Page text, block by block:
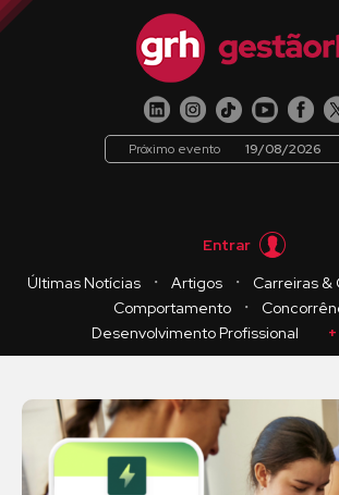
Próximo evento 19/08/2026
Entrar
Últimas Notícias
・ Artigos ・ Carreiras
Comportamento
・
Desenvolvimento Profissional